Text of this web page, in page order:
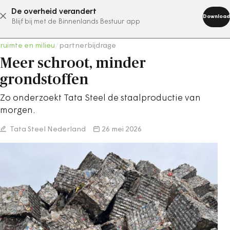
De overheid verandert
Blijf bij met de Binnenlands Bestuur app
Download
abonneer nu
ruimte en milieu partnerbijdrage
Meer schroot, minder
grondstoffen
Zo onderzoekt Tata Steel de staalproductie van
morgen.
Tata Steel Nederland 26 mei 2026